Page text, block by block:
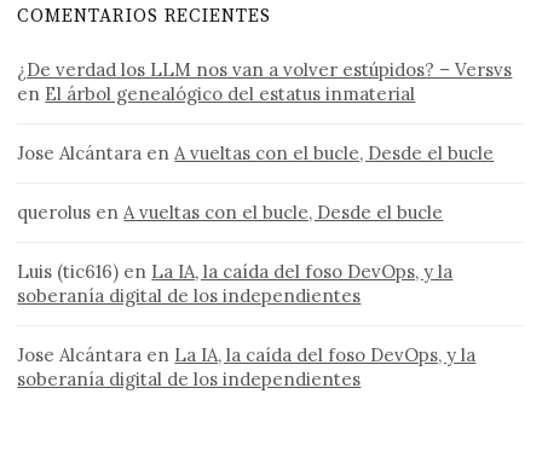
COMENTARIOS RECIENTES
¿De verdad los LLM nos van a volver estúpidos? – Versvs
en El árbol genealógico del estatus inmaterial
Jose Alcántara enA vueltas con el bucle, Desde el bucle
querolus enA vueltas con el bucle, Desde el bucle
Luis (tic616) en La IA, la caída del foso DevOps, y la
soberanía digital de los independientes
Jose Alcántara en La IA, la caída del foso DevOps, y la
soberanía digital de los independientes